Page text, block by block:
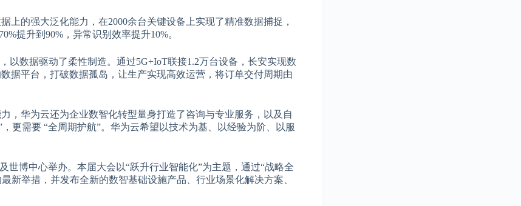
的强大泛化能力，在2000余台关键设备上实现了精准数据捕捉，
提升到90%，异常识别效率提升10%。
以数据驱动了柔性制造。通过5G+IoT联接1.2万台设备，长安实现数
据平台，打破数据孤岛，让生产实现高效运营，将订单交付周期由
，华为云还为企业数智化转型量身打造了咨询与专业服务，以及自
更需要 “全周期护航”。华为云希望以技术为基、以经验为阶、以服
世博中心举办。本届大会以“跃升行业智能化”为主题，通过“战略全
新举措，并发布全新的数智基础设施产品、行业场景化解决方案、